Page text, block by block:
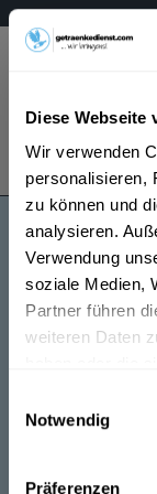
Diese Webseite
Wir verwenden
personalisieren,
zu können und
analysieren.
Verwendung
soziale Medien,
Partner führen
weiteren Daten
Notwendig
Präferenzen
Menü
Urboarisch
Urboarisch